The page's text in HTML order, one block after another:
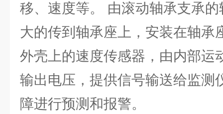
移、速度等。 由滚动轴承支承
大的传到轴承座上，安装在轴承
外壳上的速度传感器，由内部运
输出电压，提供信号输送给监测
障进行预测和报警。